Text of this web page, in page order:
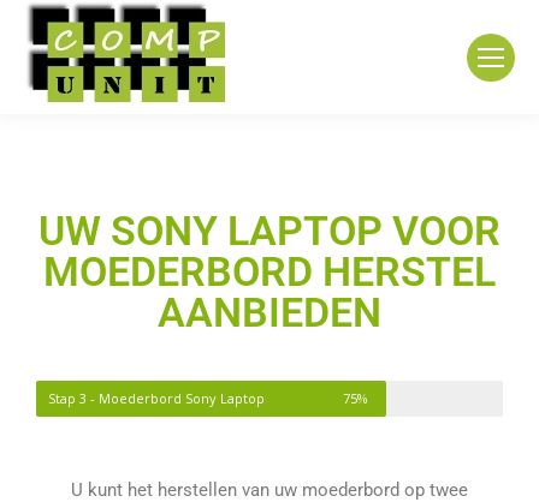
UW SONY LAPTOP VOOR
MOEDERBORD HERSTEL
AANBIEDEN
Stap 3 - Moederbord Sony Laptop 75%
U kunt het herstellen van uw moederbord op twee